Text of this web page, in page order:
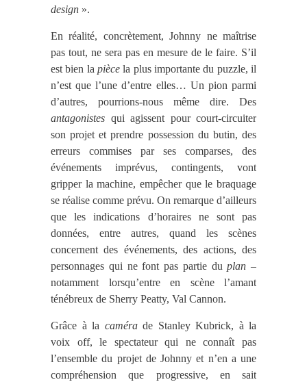
design ».
En réalité, concrètement, Johnny ne maîtrise
pas tout, ne sera pas en mesure de le faire. S’il
est bien la pièce la plus importante du puzzle, il
n’est que l’une d’entre elles… Un pion parmi
d’autres, pourrions-nous même dire. Des
antagonistes qui agissent pour court-circuiter
son projet et prendre possession du butin, des
erreurs commises par ses comparses, des
événements imprévus, contingents, vont
gripper la machine, empêcher que le braquage
se réalise comme prévu. On remarque d’ailleurs
que les indications d’horaires ne sont pas
données, entre autres, quand les scènes
concernent des événements, des actions, des
personnages qui ne font pas partie duplan –
notamment lorsqu’entre en scène l’amant
ténébreux de Sherry Peatty, Val Cannon.
Grâce à la camérade Stanley Kubrick, à la
voix off, le spectateur qui ne connaît pas
l’ensemble du projet de Johnny et n’en a une
compréhension que progressive, en sait